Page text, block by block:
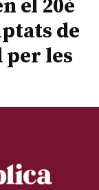
el 20è
de
per les